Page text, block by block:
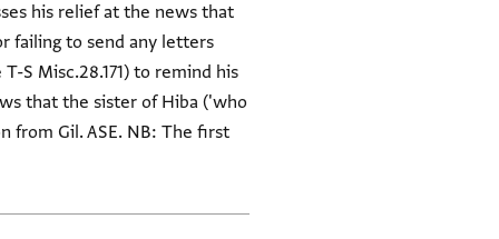
his relief at the news that
failing to send any letters
S Misc.28.171) to remind his
that the sister of Hiba ('who
from Gil. ASE. NB: The first